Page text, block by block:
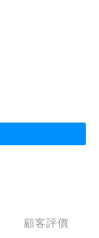
顧客評價